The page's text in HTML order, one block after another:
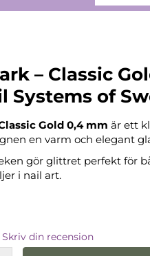
– Classic
Systems of
Gold 0,4 mm är ett
en varm och elegant
gör glittret perfekt för
i nail art.
Skriv din recension